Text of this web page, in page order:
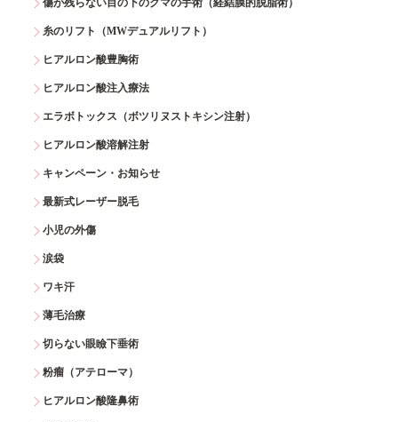
傷が残らない目の下のクマの手術（経結膜的脱脂術）
糸のリフト（MWデュアルリフト）
ヒアルロン酸豊胸術
ヒアルロン酸注入療法
エラボトックス（ボツリヌストキシン注射）
ヒアルロン酸溶解注射
キャンペーン・お知らせ
最新式レーザー脱毛
小児の外傷
涙袋
ワキ汗
薄毛治療
切らない眼瞼下垂術
粉瘤（アテローマ）
ヒアルロン酸隆鼻術